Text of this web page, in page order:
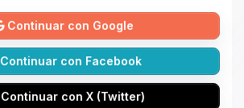
Continuar con Google
Continuar con Facebook
Continuar con X (Twitter)